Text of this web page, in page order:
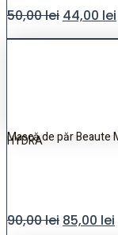
50,00lei 44,00 lei
Mască de păr Beaute
HYDRA
90,00lei 85,00 lei